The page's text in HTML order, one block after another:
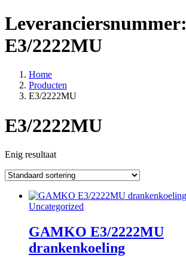
Leveranciersnummer:
E3/2222MU
Home
Producten
E3/2222MU
E3/2222MU
Enig resultaat
Uncategorized
GAMKO E3/2222MU
drankenkoeling